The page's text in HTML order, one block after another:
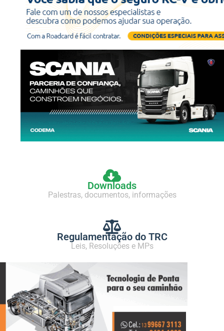
Downloads
Palestras, documentos, informações
Regulamentação do TRC
Leis, Resoluções e MPs